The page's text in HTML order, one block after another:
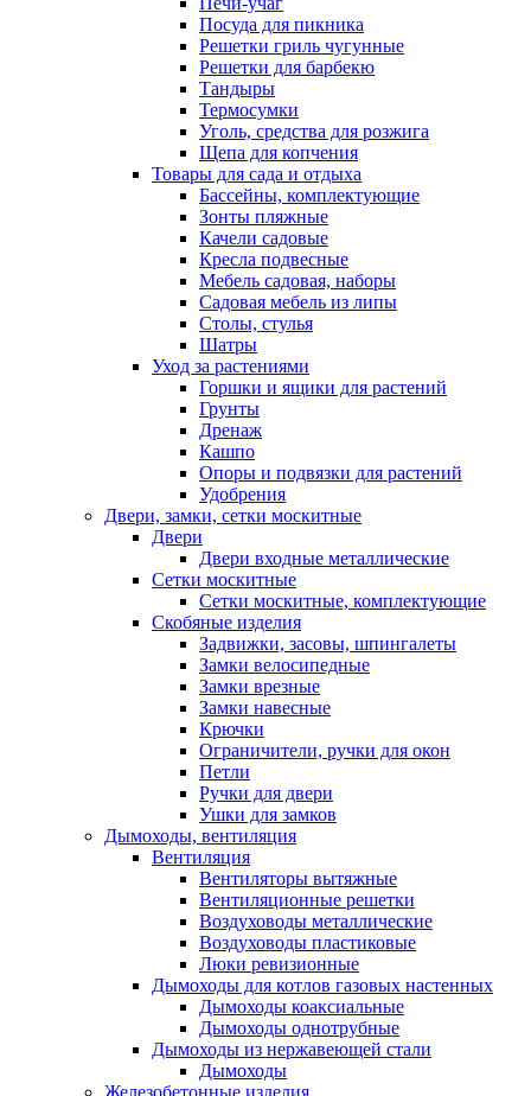
Посуда для пикника
Решетки гриль чугунные
Решетки для барбекю
Тандыры
Термосумки
Уголь, средства для розжига
Щепа для копчения
Товары для сада и отдыха
Бассейны, комплектующие
Зонты пляжные
Качели садовые
Кресла подвесные
Мебель садовая, наборы
Садовая мебель из липы
Столы, стулья
Шатры
Уход за растениями
Горшки и ящики для растений
Грунты
Дренаж
Кашпо
Опоры и подвязки для растений
Удобрения
Двери, замки, сетки москитные
Двери
Двери входные металлические
Сетки москитные
Сетки москитные, комплектующие
Скобяные изделия
Задвижки, засовы, шпингалеты
Замки велосипедные
Замки врезные
Замки навесные
Крючки
Ограничители, ручки для окон
Петли
Ручки для двери
Ушки для замков
Дымоходы, вентиляция
Вентиляция
Вентиляторы вытяжные
Вентиляционные решетки
Воздуховоды металлические
Воздуховоды пластиковые
Люки ревизионные
Дымоходы для котлов газовых настенных
Дымоходы коаксиальные
Дымоходы однотрубные
Дымоходы из нержавеющей стали
Дымоходы
Железобетонные изделия